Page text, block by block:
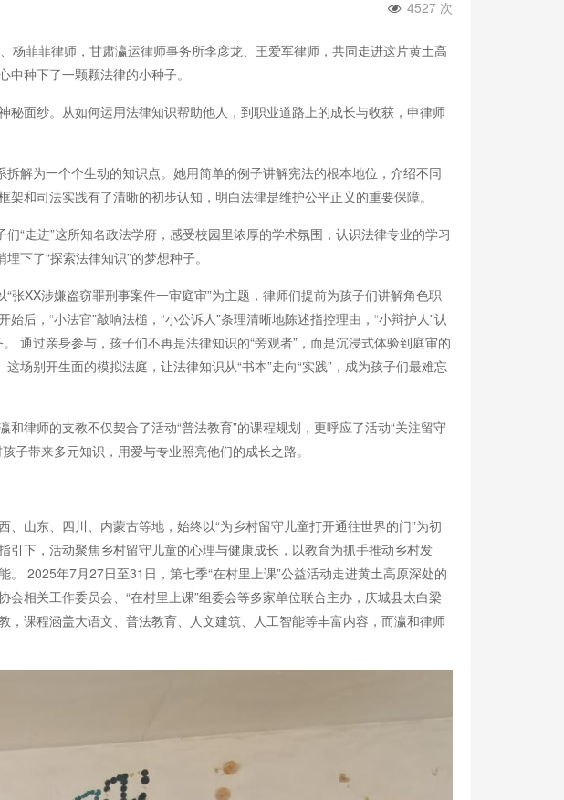
4527 次
菲菲律师，甘肃瀛运律师事务所李彦龙、王爱军律师，共同走进这片黄土高
种下了一颗颗法律的小种子。
面纱。从如何运用法律知识帮助他人，到职业道路上的成长与收获，申律师
解为一个个生动的知识点。她用简单的例子讲解宪法的根本地位，介绍不同
和司法实践有了清晰的初步认知，明白法律是维护公平正义的重要保障。
“走进”这所知名政法学府，感受校园里浓厚的学术氛围，认识法律专业的学习
下了“探索法律知识”的梦想种子。
XX涉嫌盗窃罪刑事案件一审庭审”为主题，律师们提前为孩子们讲解角色职
后，“小法官”敲响法槌，“小公诉人”条理清晰地陈述指控理由，“小辩护人”认
通过亲身参与，孩子们不再是法律知识的“旁观者”，而是沉浸式体验到庭审的
场别开生面的模拟法庭，让法律知识从“书本”走向“实践”，成为孩子们最难忘
律师的支教不仅契合了活动“普法教育”的课程规划，更呼应了活动“关注留守
子带来多元知识，用爱与专业照亮他们的成长之路。
山东、四川、内蒙古等地，始终以“为乡村留守儿童打开通往世界的门”为初
下，活动聚焦乡村留守儿童的心理与健康成长，以教育为抓手推动乡村发
2025年7月27日至31日，第七季“在村里上课”公益活动走进黄土高原深处的
相关工作委员会、“在村里上课”组委会等多家单位联合主办，庆城县太白梁
课程涵盖大语文、普法教育、人文建筑、人工智能等丰富内容，而瀛和律师